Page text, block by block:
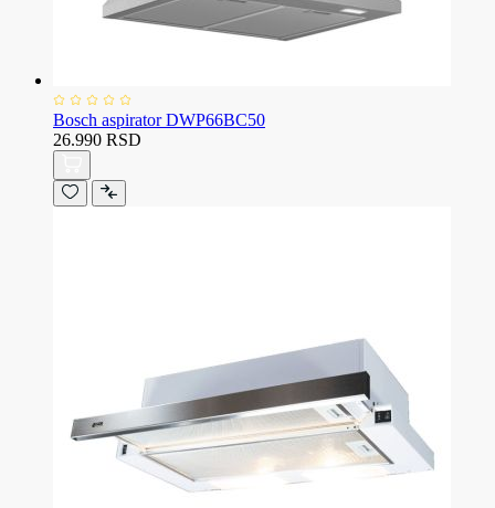
Bosch aspirator DWP66BC50
26.990 RSD